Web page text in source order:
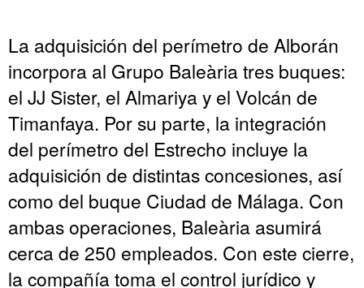
La adquisición del perímetro de Alborán
incorpora al Grupo Baleària tres buques:
el JJ Sister, el Almariya y el Volcán de
Timanfaya. Por su parte, la integración
del perímetro del Estrecho incluye la
adquisición de distintas concesiones, así
como del buque Ciudad de Málaga. Con
ambas operaciones, Baleària asumirá
cerca de 250 empleados. Con este cierre,
la compañía toma el control jurídico y